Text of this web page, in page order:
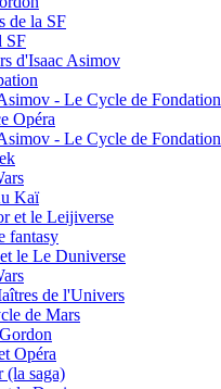
de la SF
SF
d'Isaac Asimov
- Le Cycle de Fondation
Opéra
- Le Cycle de Fondation
Kaï
et le Leijiverse
fantasy
le Le Duniverse
de l'Univers
de Mars
Opéra
(la saga)